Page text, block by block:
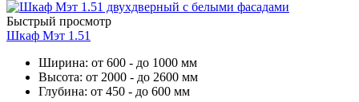
Быстрый просмотр
Шкаф Мэт 1.51
Ширина: от 600 - до 1000 мм
Высота: от 2000 - до 2600 мм
Глубина: от 450 - до 600 мм